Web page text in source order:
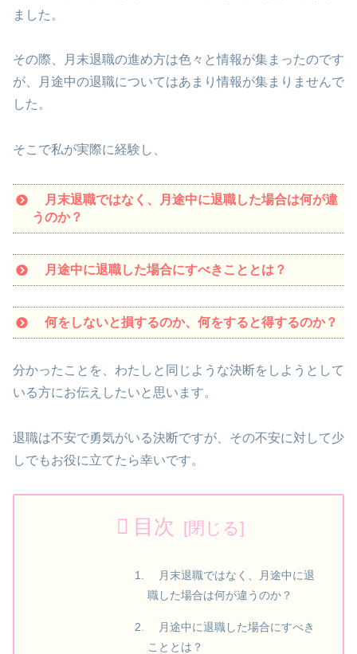
ました。
その際、月末退職の進め方は色々と情報が集まったのです
が、月途中の退職についてはあまり情報が集まりませんで
した。
そこで私が実際に経験し、
月末退職ではなく、月途中に退職した場合は何が違
うのか？
月途中に退職した場合にすべきこととは？
何をしないと損するのか、何をすると得するのか？
分かったことを、わたしと同じような決断をしようとして
いる方にお伝えしたいと思います。
退職は不安で勇気がいる決断ですが、その不安に対して少
しでもお役に立てたら幸いです。
目次
月末退職ではなく、月途中に退
職した場合は何が違うのか？
月途中に退職した場合にすべき
こととは？